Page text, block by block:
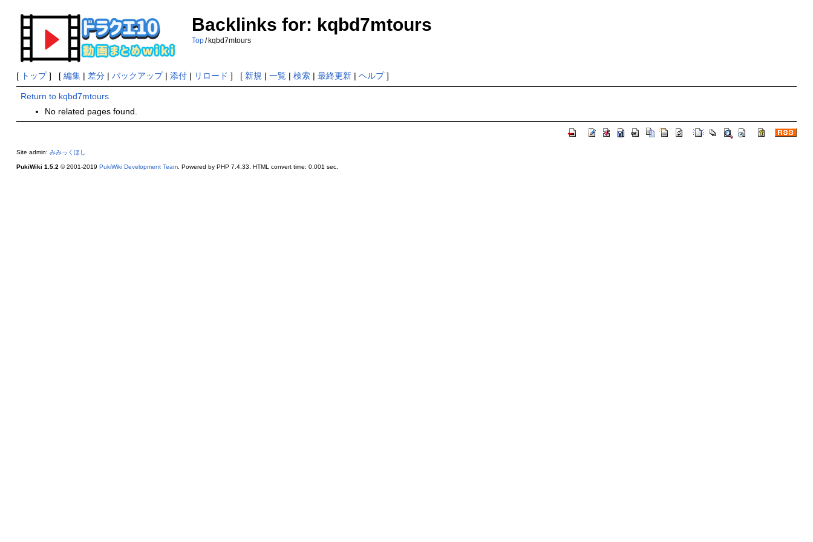
Backlinks for: kqbd7mtours
Top/ kqbd7mtours
[ トップ] [ 編集| 差分| バックアップ| 添付| リロード ] [ 新規 | 一覧| 検索| 最終更新| ヘルプ]
Return to kqbd7mtours
No related pages found.
Site admin: みみっくほし
PukiWiki 1.5.2 © 2001-2019 PukiWiki Development Team. Powered by PHP 7.4.33. HTML convert time: 0.001 sec.